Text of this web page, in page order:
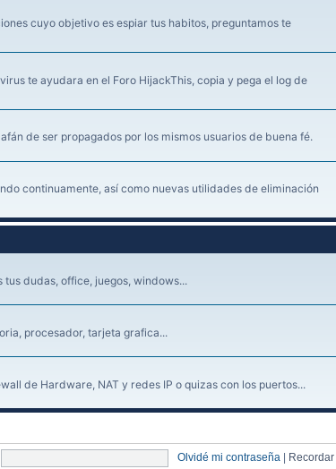
cuyo objetivo es espiar tus habitos, preguntamos te
te ayudara en el Foro HijackThis, copia y pega el log de
de ser propagados por los mismos usuarios de buena fé.
continuamente, así como nuevas utilidades de eliminación
dudas, office, juegos, windows...
procesador, tarjeta grafica...
de Hardware, NAT y redes IP o quizas con los puertos...
Olvidé mi contraseña Recordar